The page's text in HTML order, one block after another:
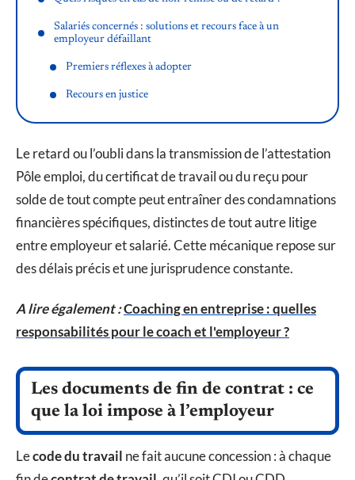
Salariés concernés : solutions et recours face à un
employeur défaillant
Premiers réflexes à adopter
Recours en justice
Le retard ou l’oubli dans la transmission de l’attestation
Pôle emploi, du certificat de travail ou du reçu pour
solde de tout compte peut entraîner des condamnations
financières spécifiques, distinctes de tout autre litige
entre employeur et salarié. Cette mécanique repose sur
des délais précis et une jurisprudence constante.
A lire également :Coaching en entreprise : quelles
responsabilités pour le coach et l'employeur ?
Les documents de fin de contrat : ce
que la loi impose à l’employeur
Lecode du travail ne fait aucune concession : à chaque